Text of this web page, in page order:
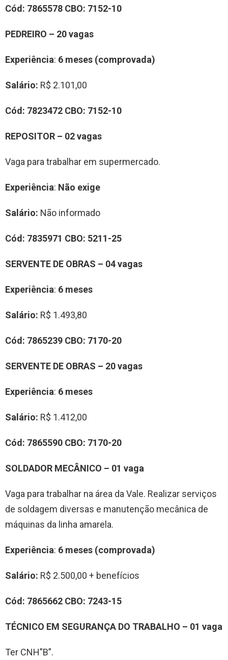
Cód: 7865578 CBO: 7152-10
PEDREIRO – 20 vagas
Experiência: 6 meses (comprovada)
Salário: R$ 2.101,00
Cód: 7823472 CBO: 7152-10
REPOSITOR – 02 vagas
Vaga para trabalhar em supermercado.
Experiência: Não exige
Salário: Não informado
Cód: 7835971 CBO: 5211-25
SERVENTE DE OBRAS – 04 vagas
Experiência: 6 meses
Salário: R$ 1.493,80
Cód: 7865239 CBO: 7170-20
SERVENTE DE OBRAS – 20 vagas
Experiência: 6 meses
Salário: R$ 1.412,00
Cód: 7865590 CBO: 7170-20
SOLDADOR MECÂNICO – 01 vaga
Vaga para trabalhar na área da Vale. Realizar serviços
de soldagem diversas e manutenção mecânica de
máquinas da linha amarela.
Experiência: 6 meses (comprovada)
Salário: R$ 2.500,00 + benefícios
Cód: 7865662 CBO: 7243-15
TÉCNICO EM SEGURANÇA DO TRABALHO – 01 vaga
Ter CNH”B”.